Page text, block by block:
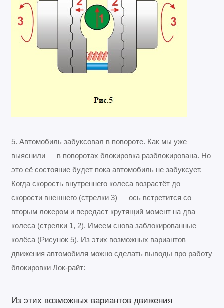
5. Автомобиль забуксовал в повороте. Как мы уже
выяснили — в поворотах блокировка разблокирована. Но
это её состояние будет пока автомобиль не забуксует.
Когда скорость внутреннего колеса возрастёт до
скорости внешнего (стрелки 3) — ось встретится со
вторым локером и передаст крутящий момент на два
колеса (стрелки 1, 2). Имеем снова заблокированные
колёса (Рисунок 5). Из этих возможных вариантов
движения автомобиля можно сделать выводы про работу
блокировки Лок-райт:
Из этих возможных вариантов движения